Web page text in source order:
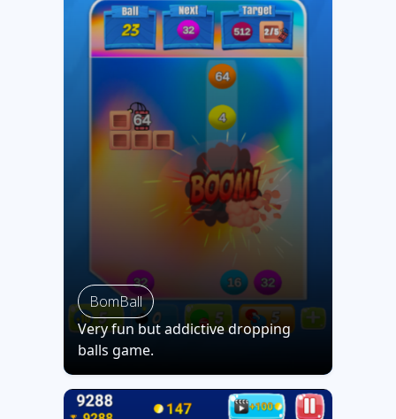
BomBall
Very fun but addictive dropping
balls game.